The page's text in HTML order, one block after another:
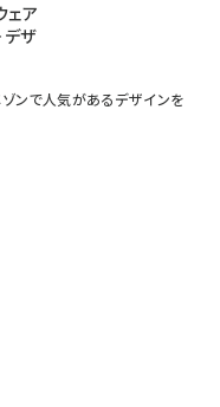
ェア
ザ
ゾンで人気があるデザインを